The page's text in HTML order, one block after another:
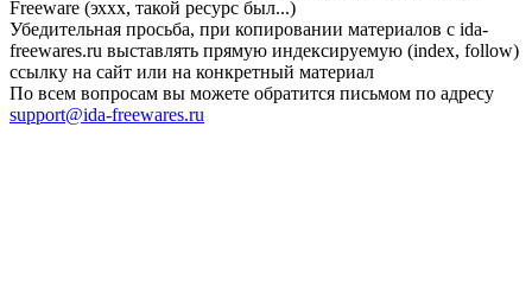
Freeware (эххх, такой ресурс был...)
Убедительная просьба, при копировании материалов с ida-
freewares.ru выставлять прямую индексируемую (index, follow)
ссылку на сайт или на конкретный материал
По всем вопросам вы можете обратится письмом по адресу
support@ida-freewares.ru